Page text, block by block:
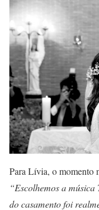
Para Lívia, o momento
“Escolhemos a
do casamento foi